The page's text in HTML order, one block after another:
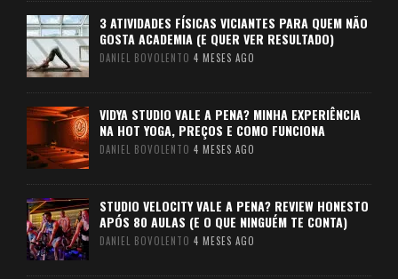
3 ATIVIDADES FÍSICAS VICIANTES PARA QUEM NÃO
GOSTA ACADEMIA (E QUER VER RESULTADO)
DANIEL BOVOLENTO 4 MESES AGO
VIDYA STUDIO VALE A PENA? MINHA EXPERIÊNCIA
NA HOT YOGA, PREÇOS E COMO FUNCIONA
DANIEL BOVOLENTO 4 MESES AGO
STUDIO VELOCITY VALE A PENA? REVIEW HONESTO
APÓS 80 AULAS (E O QUE NINGUÉM TE CONTA)
DANIEL BOVOLENTO 4 MESES AGO